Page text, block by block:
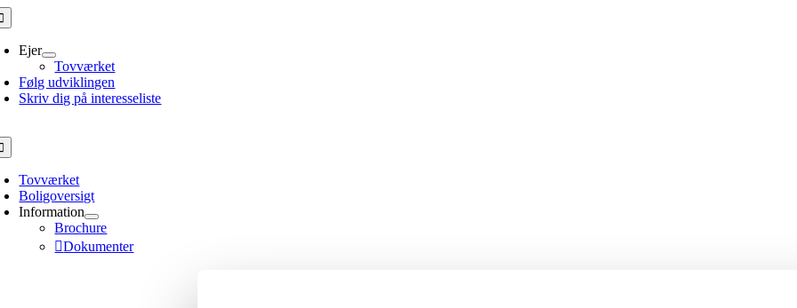
Skip
to
content
Ejer
Tovværket
Følg udviklingen
Skriv dig på interesseliste
Tovværket
Boligoversigt
Information
Brochure
Dokumenter